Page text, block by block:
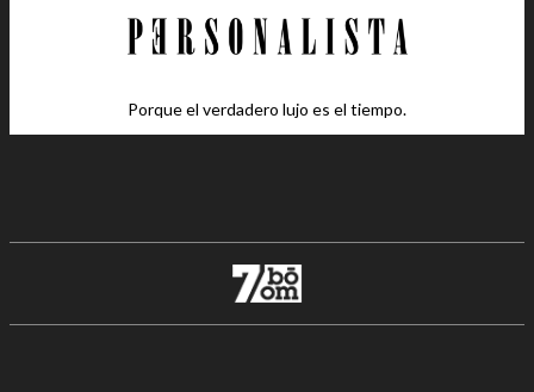
Porque el verdadero lujo es el tiempo.